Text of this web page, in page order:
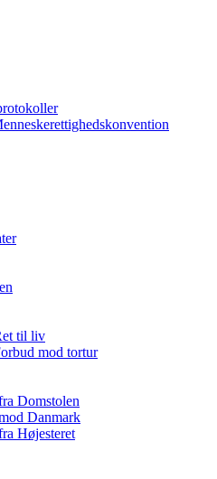
til liv
mod tortur
Domstolen
Danmark
Højesteret